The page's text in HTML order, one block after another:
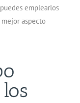
emplearlos
aspecto